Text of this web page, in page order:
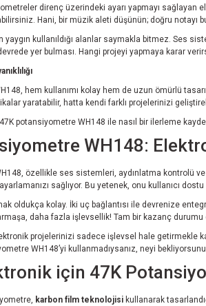
direnç üzerindeki ayarı yapmayı sağlayan
Hani, bir müzik aleti düşünün; doğru
kullanıldığı alanlar saymakla bitmez. Ses
yer bulması. Hangi projeyi yapmaya karar
hem kullanımı kolay hem de uzun ömürlü
yaratabilir, hatta kendi farklı projelerinizi
potansiyometre WH148 ile nasıl bir ilerleme
WH148:
özellikle ses sistemleri, aydınlatma kontrolü
ayarlamanızı sağlıyor. Bu yetenek, onu kullanıcı
oldukça kolay. İki uç bağlantısı ile devrenize
daha fazla işlevsellik! Tam bir kazanç durumu
projelerinizi sadece işlevsel hale getirmekle
WH148’yi kullanmadıysanız, neyi
için 47K
karbon film teknolojisi kullanarak